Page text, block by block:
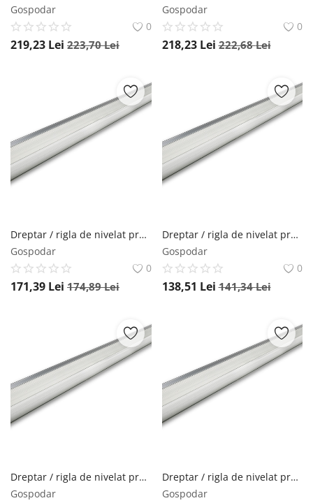
Gospodar
0
219,23 Lei 223,70Lei
Gospodar
0
218,23 Lei 222,68Lei
Dreptar / rigla de nivelat profil H de aluminiu AL 2605, 250cm - Sola-03190901
Gospodar
0
171,39 Lei 174,89Lei
Dreptar / rigla de nivelat profil H de aluminiu AL 2605, 200cm - Sola-03190601
Gospodar
0
138,51 Lei 141,34Lei
Dreptar / rigla de nivelat profil H de aluminiu AL 2605, 180cm - Sola-03190501
Gospodar
Dreptar / rigla de nivelat profil H de aluminiu AL 2605, 150cm - Sola-03190401
Gospodar